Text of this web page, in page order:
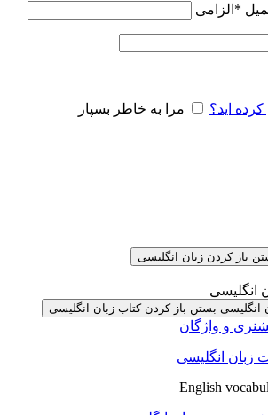
* الزامی
اید؟ مرا به خاطر بسپار
باز کردن زبان انگلیسی
انگلیسی
انگلیسی بستن باز کردن کتاب زبان انگلیسی
و واژگان
زبان انگلیسی
English